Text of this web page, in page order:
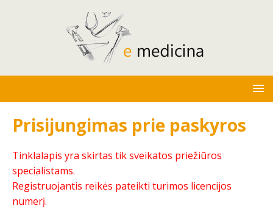
Prisijungimas prie paskyros
Tinklalapis yra skirtas tik sveikatos priežiūros
specialistams.
Registruojantis reikės pateikti turimos licencijos
numerį.